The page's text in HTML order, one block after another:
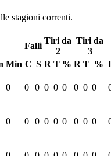
stagioni correnti.
Falli
Tiri da
2
Tiri da
3
Min C S R T % R T %
0 0 0 0 0 0 0 0 0
0 0 0 0 0 0 0 0 0